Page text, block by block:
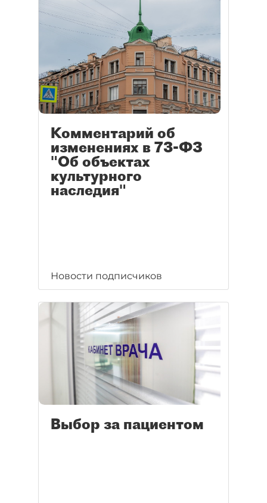
Комментарий об
изменениях в 73-ФЗ
"Об объектах
культурного
наследия"
Новости подписчиков
Выбор за пациентом